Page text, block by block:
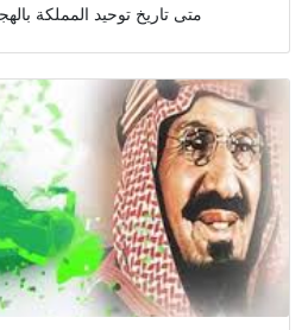
متى تاريخ توحيد المملكة